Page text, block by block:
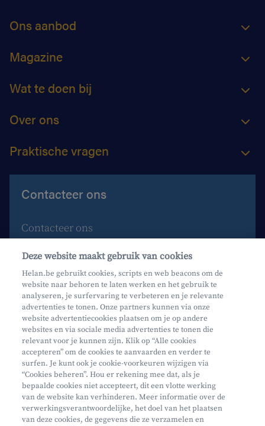
Ons aanbod
Magazine
Wat te doen bij
Over ons
Praktische vragen
Contacteer ons
Contacteer ons
Maak een afspraak
Waar vind je ons?
Phishing
Mifid
Privacy
Juridische info
Onderworpen aan de controle van CDZ
Deze website maakt gebruik van cookies
Helan.be gebruikt cookies, scripts en web beacons om de
website naar behoren te laten werken en het gebruik te
analyseren, je surfervaring te verbeteren en je relevante
advertenties te tonen. Onze partners kunnen via onze
website advertentiecookies plaatsen om je op andere
websites en via sociale media advertenties te tonen die
relevant voor je kunnen zijn. Klik op “Alle cookies
accepteren” om de cookies te aanvaarden en verder te
surfen. Je kunt ook je cookie-voorkeuren wijzigen via
“Cookies beheren”. Hou er rekening mee dat, als je
bepaalde cookies niet accepteert, dit een vlotte werking
van de website kan verhinderen. Meer informatie over de
verwerkingsverantwoordelijke, het doel van het plaatsen
van deze cookies, de gegevens die ze verzamelen en